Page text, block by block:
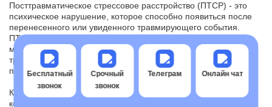
Посттравматическое стрессовое расстройство (ПТСР) - это
психическое нарушение, которое способно появиться после
перенесенного или увиденного травмирующего события.
ПТСР может иметь долгосрочные воздействия для
ментального и физического здоровья человека, поэтому
требуется распознать признаки ПТСР, чтобы обратиться за
помощью.
К общей симптоматике ПТСР относятся воспоминания,
кошмары, бессонница, эмоциональное оцепенение или
Бесплатный
звонок
Срочный
звонок
Телеграм Онлайн чат